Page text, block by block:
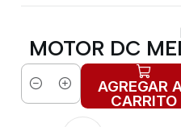
MOTOR DC
Cantidad AGREGAR
CARRITO